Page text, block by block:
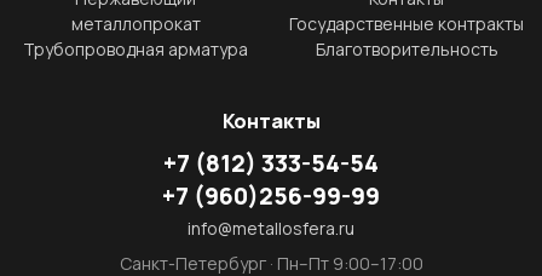
металлопрокат
Трубопроводная арматура
Государственные контракты
Благотворительность
Контакты
+7 (812) 333-54-54
+7 (960)256-99-99
info@metallosfera.ru
Санкт-Петербург · Пн–Пт 9:00–17:00